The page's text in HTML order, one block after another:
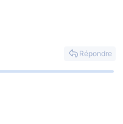
Répondre